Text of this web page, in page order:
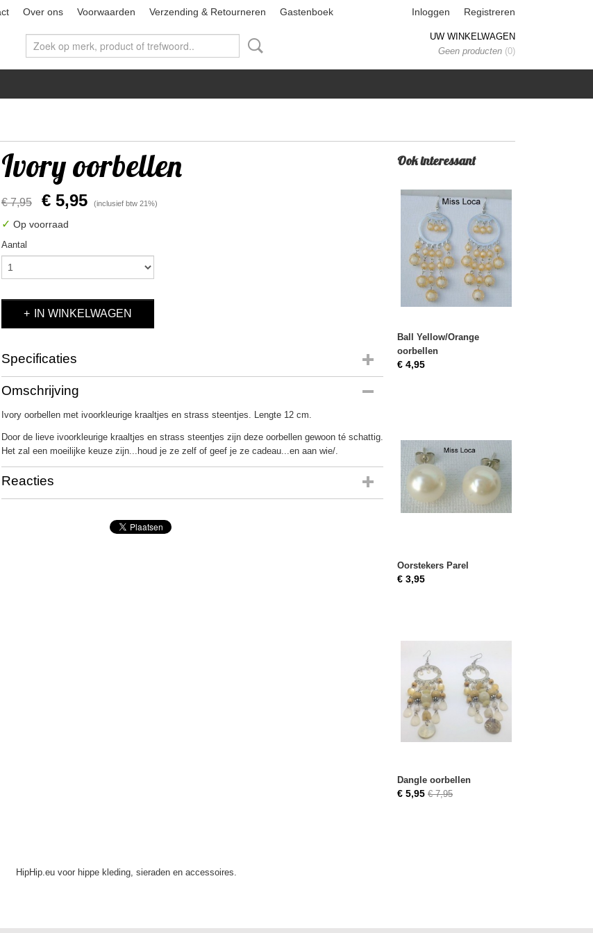
Over ons Voorwaarden Verzending & Retourneren Gastenboek Inloggen Registreren
UW WINKELWAGEN
Geen producten (0)
Ivory oorbellen
€ 7,95 € 5,95 (inclusief btw 21%)
✓ Op voorraad
Aantal
IN WINKELWAGEN
Specificaties
Bruto gewicht
Omschrijving
Ivory oorbellen met ivoorkleurige kraaltjes en strass steentjes. Lengte 12 cm.
Door de lieve ivoorkleurige kraaltjes en strass steentjes zijn deze oorbellen gewoon té schattig.
Het zal een moeilijke keuze zijn...houd je ze zelf of geef je ze cadeau...en aan wie/.
Reacties
Ook interessant
Ball Yellow/Orange
oorbellen
€ 4,95
Oorstekers Parel
€ 3,95
Dangle oorbellen
€ 5,95 € 7,95
HipHip.eu voor hippe kleding, sieraden en accessoires.